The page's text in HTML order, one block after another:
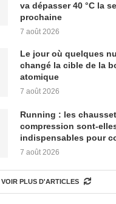
va dépasser 40 °C la
prochaine
7 août 2026
Le jour où quelques
changé la cible de la
atomique
7 août 2026
Running : les
compression sont-
indispensables pour
7 août 2026
VOIR PLUS D'ARTICLES